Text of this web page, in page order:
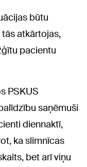
būtu
atkārtojas,
pacientu
PSKUS
saņēmuši
diennaktī,
ka slimnīcas
bet arī viņu